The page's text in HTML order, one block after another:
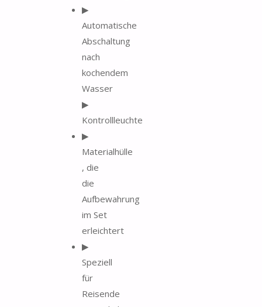
▶
Automatische
Abschaltung
nach
kochendem
Wasser
▶
Kontrollleuchte
▶
Materialhülle
, die
die
Aufbewahrung
im Set
erleichtert
▶
Speziell
für
Reisende